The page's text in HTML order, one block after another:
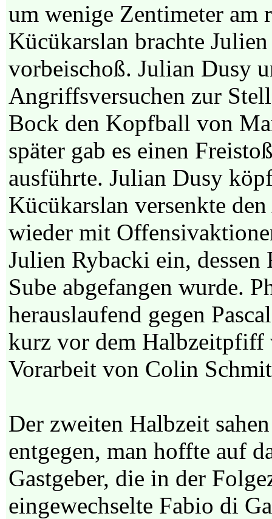
um wenige Zentimeter am
Kücükarslan brachte
vorbeischoß. Julian Dusy
Angriffsversuchen zur
Bock den Kopfball von
später gab es einen
ausführte. Julian Dusy
Kücükarslan versenkte
wieder mit
Julien Rybacki ein,
Sube abgefangen wurde.
herauslaufend gegen
kurz vor dem Halbzeitpfiff
Vorarbeit von Colin
Der zweiten Halbzeit
entgegen, man hoffte auf
Gastgeber, die in der
eingewechselte Fabio di